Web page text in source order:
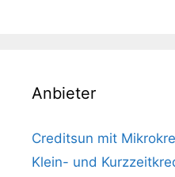
Anbieter
Creditsun mit
Klein- und